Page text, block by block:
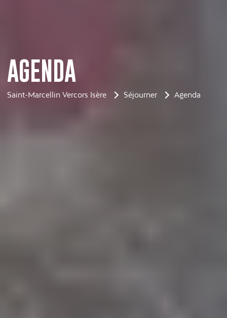
AGENDA
Saint-Marcellin Vercors Isère Séjourner Agenda